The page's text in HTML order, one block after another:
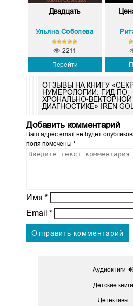
Двадцать
Ульяна Соболева
Перейти
2211
ОТЗЫВЫ НА КНИГУ
НУМЕРОЛОГИИ: ГИД ПО
ХРОНАЛЬНО-ВЕКТОРНОЙ
ДИАГНОСТИКЕ» IREN
Добавить комментарий
Ваш адрес email не будет
поля помечены *
Имя *
Email *
Аудиокниги 🔊
Детские книги
Детективы